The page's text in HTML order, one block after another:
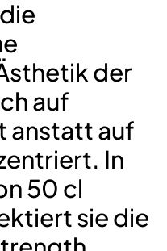
der
auf
anstatt auf
In
50 cl
sie die